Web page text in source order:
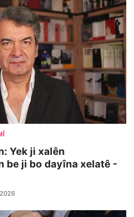
Yek ji xalên
be ji bo dayîna xelatê -